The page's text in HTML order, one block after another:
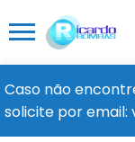
Caso não
solicite por